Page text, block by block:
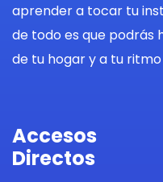
aprender a tocar tu
de todo es que podrás
de tu hogar y a tu
Accesos
Directos